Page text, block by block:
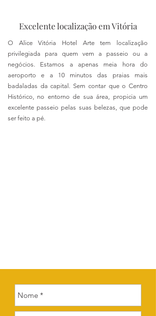
Excelente localização em Vitória
O Alice Vitória Hotel Arte tem localização
privilegiada para quem vem a passeio ou a
negócios. Estamos a apenas meia hora do
aeroporto e a 10 minutos das praias mais
badaladas da capital. Sem contar que o Centro
Histórico, no entorno de sua área, propicia um
excelente passeio pelas suas belezas, que pode
ser feito a pé.